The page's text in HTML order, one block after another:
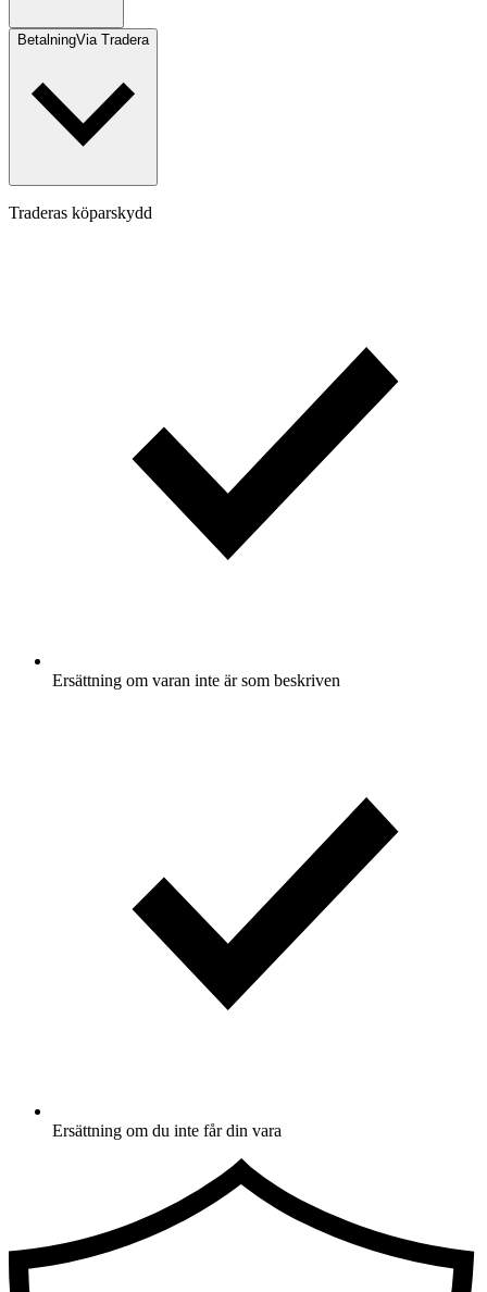
BetalningVia Tradera
Traderas köparskydd
Ersättning om varan inte är som beskriven
Ersättning om du inte får din vara